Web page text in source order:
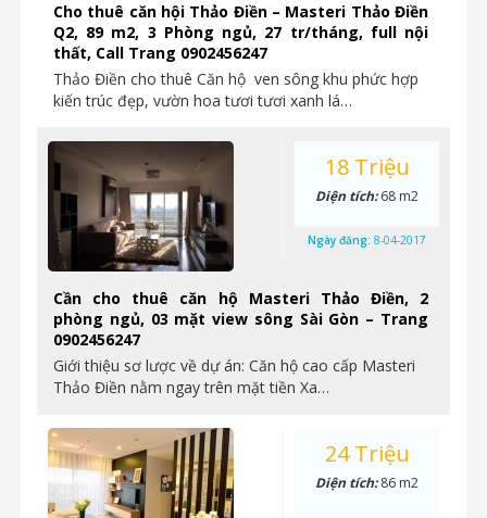
Cho thuê căn hội Thảo Điền – Masteri Thảo Điền
Q2, 89 m2, 3 Phòng ngủ, 27 tr/tháng, full nội
thất, Call Trang 0902456247
Thảo Điền cho thuê Căn hộ ven sông khu phức hợp
kiến trúc đẹp, vườn hoa tươi tươi xanh lá…
Cần cho thuê căn hộ Masteri Thảo Điền, 2
phòng ngủ, 03 mặt view sông Sài Gòn – Trang
0902456247
Giới thiệu sơ lược về dự án: Căn hộ cao cấp Masteri
Thảo Điền nằm ngay trên mặt tiền Xa…
18 Triệu
Diện tích:68 m2
Ngày đăng: 8-04-2017
24 Triệu
Diện tích:86 m2